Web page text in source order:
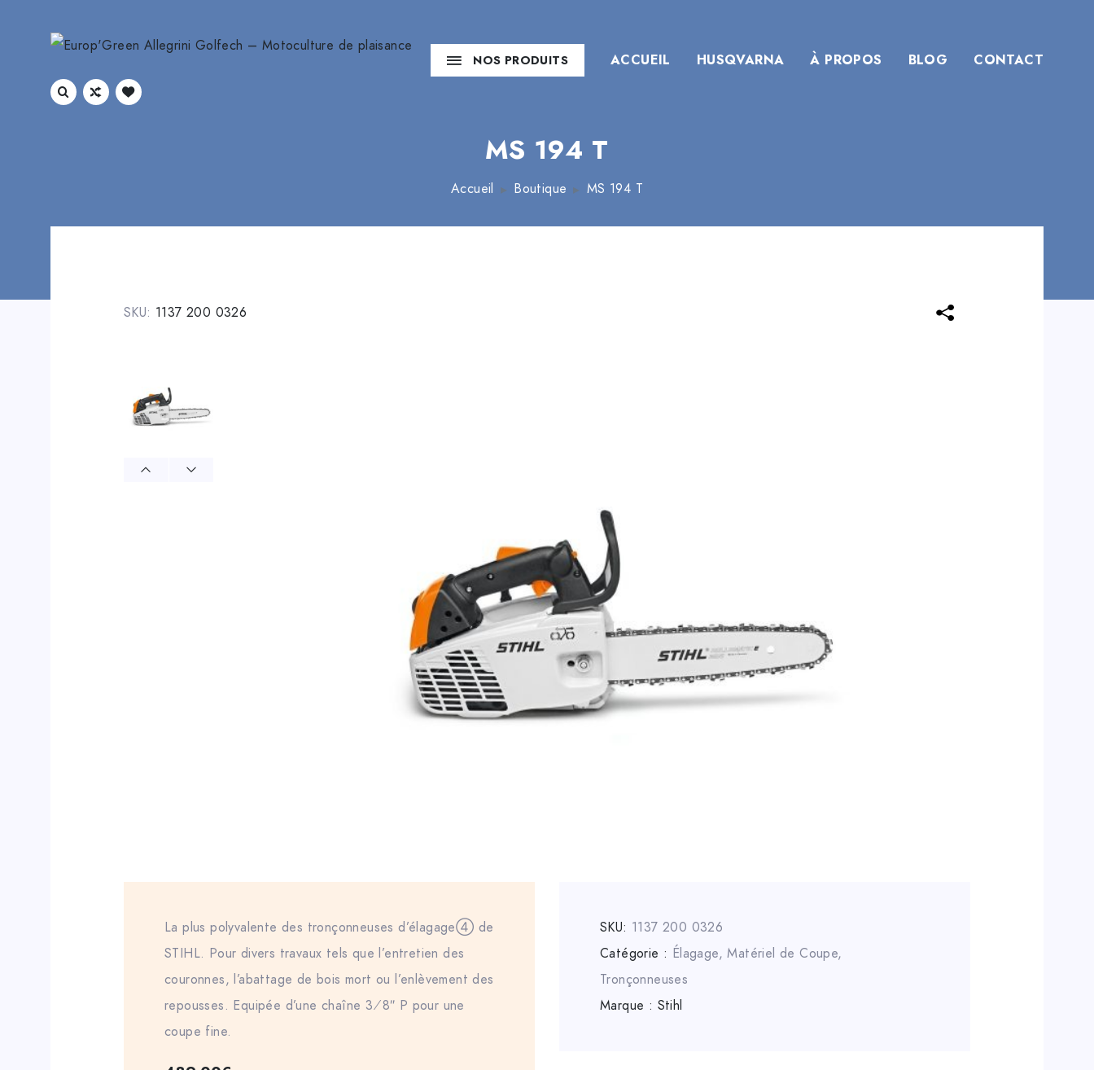
NOS PRODUITS ACCUEIL HUSQVARNA À PROPOS BLOG CONTACT
MS 194 T
Accueil Boutique MS 194 T
SKU: 1137 200 0326
La plus polyvalente des tronçonneuses d’élagage④ de
STIHL. Pour divers travaux tels que l’entretien des
couronnes, l’abattage de bois mort ou l’enlèvement des
repousses. Equipée d’une chaîne 3⁄8″ P pour une
coupe fine.
SKU: 1137 200 0326
Catégorie : Élagage,Matériel de Coupe,
Tronçonneuses
Marque : Stihl